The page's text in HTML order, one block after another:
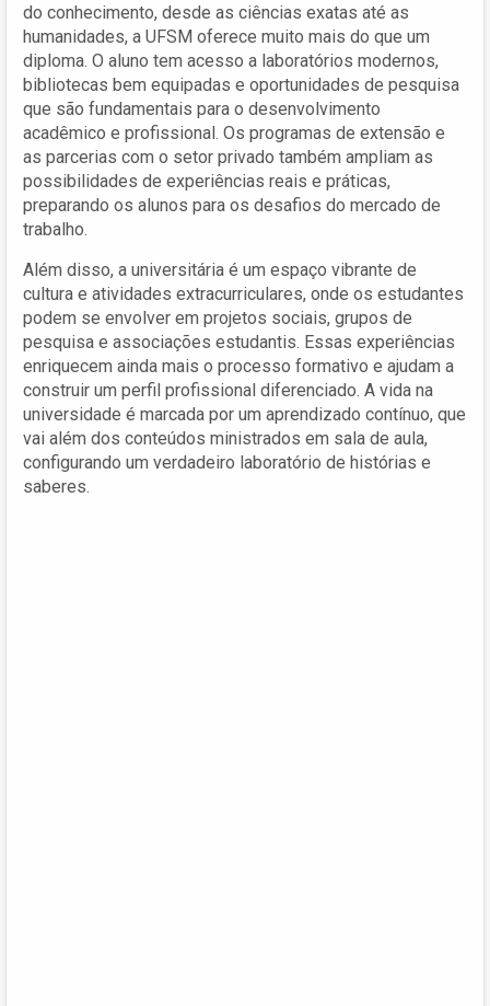
do conhecimento, desde as ciências exatas até as
humanidades, a UFSM oferece muito mais do que um
diploma. O aluno tem acesso a laboratórios modernos,
bibliotecas bem equipadas e oportunidades de pesquisa
que são fundamentais para o desenvolvimento
acadêmico e profissional. Os programas de extensão e
as parcerias com o setor privado também ampliam as
possibilidades de experiências reais e práticas,
preparando os alunos para os desafios do mercado de
trabalho.
Além disso, a universitária é um espaço vibrante de
cultura e atividades extracurriculares, onde os estudantes
podem se envolver em projetos sociais, grupos de
pesquisa e associações estudantis. Essas experiências
enriquecem ainda mais o processo formativo e ajudam a
construir um perfil profissional diferenciado. A vida na
universidade é marcada por um aprendizado contínuo, que
vai além dos conteúdos ministrados em sala de aula,
configurando um verdadeiro laboratório de histórias e
saberes.